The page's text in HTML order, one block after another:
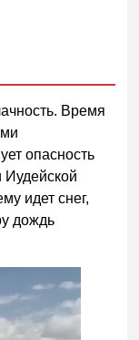
Время
опасность
Иудейской
идет снег,
дождь